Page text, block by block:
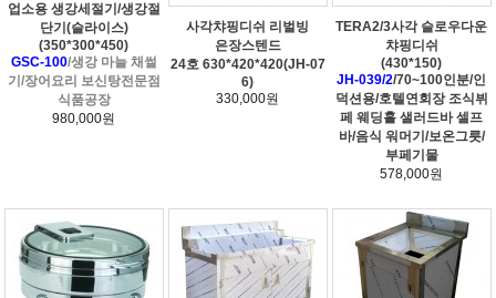
업소용 생강세절기/생강절
단기(슬라이스)
(350*300*450)
GSC-100/생강 마늘 채썰
기/장어요리 보신탕전문점
식품공장
980,000원
사각챠핑디쉬 리벌빙
은장스텐드
24호 630*420*420(JH-07
6)
330,000원
TERA2/3사각 슬로우다운
챠핑디쉬
(430*150)
JH-039/2/70~100인분/인
덕션용/호텔연회장 조식뷔
페 웨딩홀 샐러드바 셀프
바/음식 워머기/보온그릇/
부페기물
578,000원